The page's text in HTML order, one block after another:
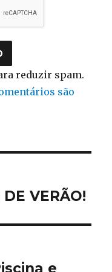
reduzir spam.
são
VERÃO!
e